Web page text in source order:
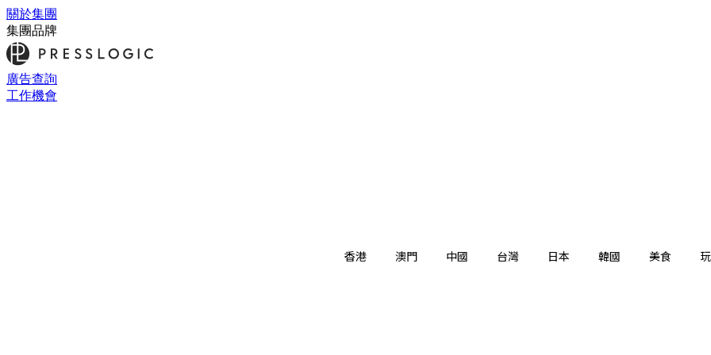
關於集團
集團品牌
廣告查詢
工作機會
香港 澳門 中國 台灣 日本 韓國 美食